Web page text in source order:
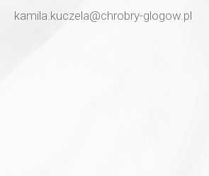
kamila.kuczela@chrobry-glogow.pl